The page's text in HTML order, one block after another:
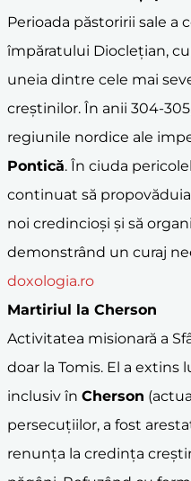
Perioada păstoririi sale a
împăratului Dioclețian,
uneia dintre cele mai
creștinilor. În anii 304-
regiunile nordice ale
Pontică. În ciuda
continuat să
noi credincioși și să
demonstrând un curaj
doxologia.ro
Martiriul la Cherson
Activitatea misionară a
doar la Tomis. El a extins
inclusiv în Cherson
persecuțiilor, a fost
renunța la credința